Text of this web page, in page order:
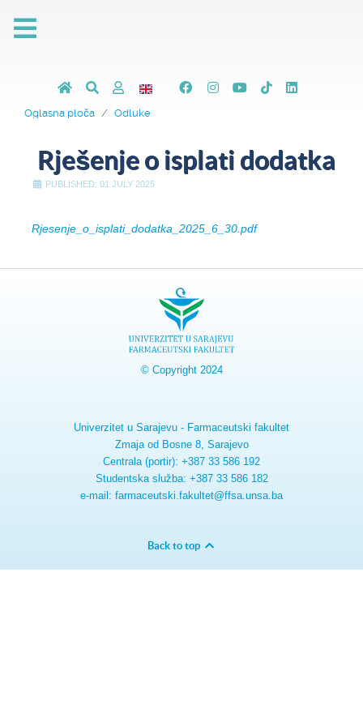
Oglasna ploča Odluke
Rješenje o isplati dodatka
PUBLISHED: 01 JULY 2025
Rjesenje_o_isplati_dodatka_2025_6_30.pdf
© Copyright 2024
Univerzitet u Sarajevu - Farmaceutski fakultet
Zmaja od Bosne 8, Sarajevo
Centrala (portir): +387 33 586 192
Studentska služba: +387 33 586 182
e-mail: farmaceutski.fakultet@ffsa.unsa.ba
Back to top